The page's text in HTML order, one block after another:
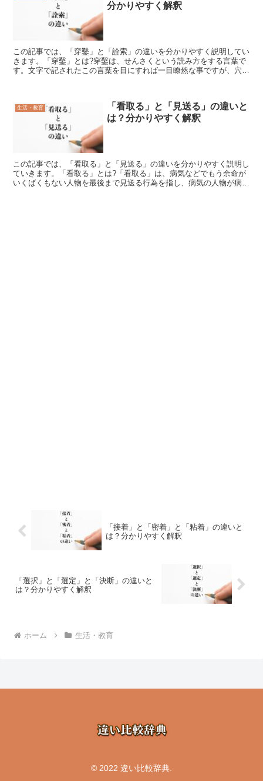
分かりやすく解釈
この記事では、「穿鑿」と「詮索」の違いを分かりやすく説明してい
きます。「穿鑿」とは?穿鑿は、せんさくという読み方をする言葉で
す。文字で記されたこの言葉を目にすれば一目瞭然な事ですが、穴を
生活・教育
「看取る」と「見送る」の違いと
は？分かりやすく解釈
この記事では、「看取る」と「見送る」の違いを分かりやすく説明し
ていきます。「看取る」とは?「看取る」は、病気などでもう余命が
いくばくもない人物を最後まで見送る行為を指し、病気の人物が病気
「接着」と「密着」と「粘着」の違いと
は？分かりやすく解釈
「選択」と「選定」と「決断」の違いと
は？分かりやすく解釈
ホーム 生活・教育
© 2022 違い比較辞典.